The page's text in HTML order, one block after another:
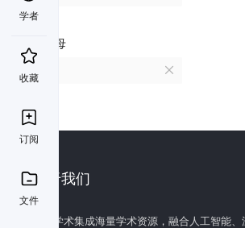
学者
收藏
订阅
文件
首字母
关于我们
百度学术集成海量学术资源，融合人工智能